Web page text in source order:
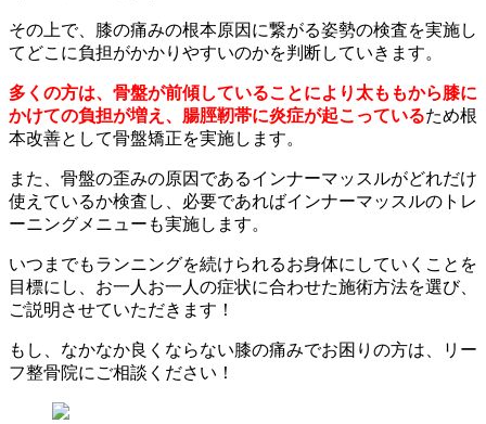
その上で、膝の痛みの根本原因に繋がる姿勢の検査を実施し
てどこに負担がかかりやすいのかを判断していきます。
多くの方は、骨盤が前傾していることにより太ももから膝に
かけての負担が増え、腸脛靭帯に炎症が起こっているため根
本改善として骨盤矯正を実施します。
また、骨盤の歪みの原因であるインナーマッスルがどれだけ
使えているか検査し、必要であればインナーマッスルのトレ
ーニングメニューも実施します。
いつまでもランニングを続けられるお身体にしていくことを
目標にし、お一人お一人の症状に合わせた施術方法を選び、
ご説明させていただきます！
もし、なかなか良くならない膝の痛みでお困りの方は、
リー
フ整骨院にご相談ください！